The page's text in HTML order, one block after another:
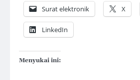
Surat elektronik X
LinkedIn
Menyukai ini: